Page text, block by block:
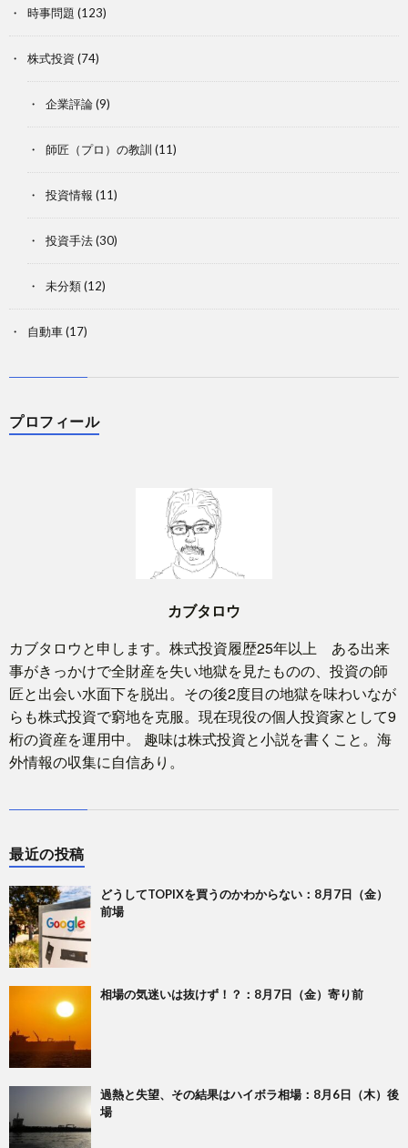
時事問題 (123)
株式投資 (74)
企業評論(9)
師匠（プロ）の教訓 (11)
投資情報 (11)
投資手法(30)
未分類(12)
自動車(17)
プロフィール
カブタロウ
カブタロウと申します。株式投資履歴25年以上 ある出来
事がきっかけで全財産を失い地獄を見たものの、投資の師
匠と出会い水面下を脱出。その後2度目の地獄を味わいなが
らも株式投資で窮地を克服。現在現役の個人投資家として9
桁の資産を運用中。 趣味は株式投資と小説を書くこと。海
外情報の収集に自信あり。
最近の投稿
どうしてTOPIXを買うのかわからない：8月7日（金）
前場
相場の気迷いは抜けず！？：8月7日（金）寄り前
過熱と失望、その結果はハイボラ相場：8月6日（木）後
場